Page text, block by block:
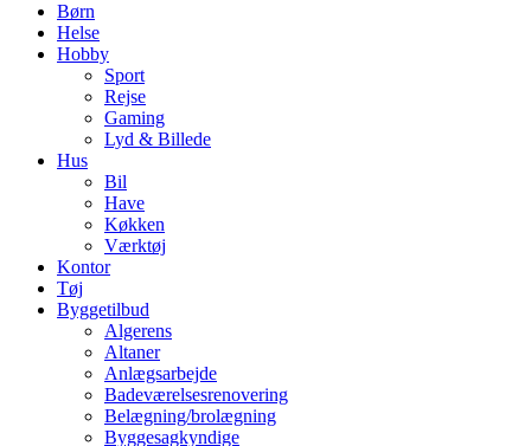
Børn
Helse
Hobby
Sport
Rejse
Gaming
Lyd & Billede
Hus
Bil
Have
Køkken
Værktøj
Kontor
Tøj
Byggetilbud
Algerens
Altaner
Anlægsarbejde
Badeværelsesrenovering
Belægning/brolægning
Byggesagkyndige